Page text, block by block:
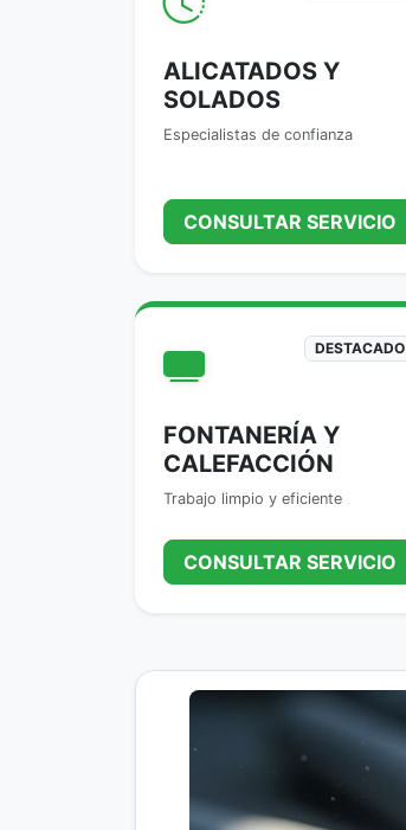
ALICATADOS Y
SOLADOS
Especialistas de confianza
CONSULTAR SERVICIO
DESTACADO
FONTANERÍA Y
CALEFACCIÓN
Trabajo limpio y eficiente
CONSULTAR SERVICIO